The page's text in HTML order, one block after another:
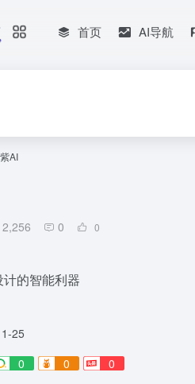
首页 AI导航
AI
2,256 0 0
的智能利器
25
0 0 0